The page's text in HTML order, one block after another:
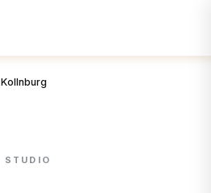
Kollnburg
STUDIO